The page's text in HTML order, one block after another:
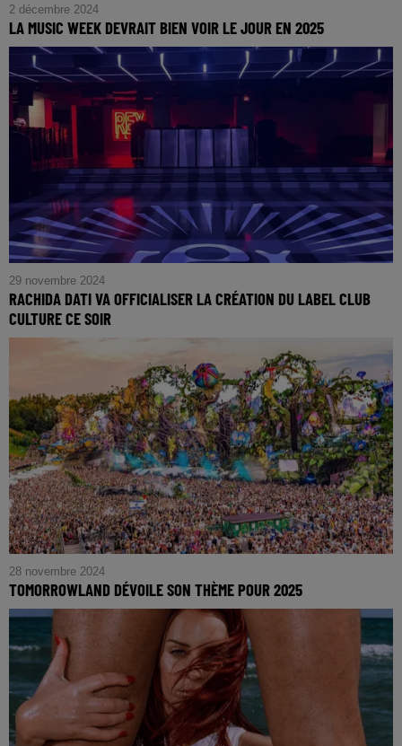
2 décembre 2024
LA MUSIC WEEK DEVRAIT BIEN VOIR LE JOUR EN 2025
29 novembre 2024
RACHIDA DATI VA OFFICIALISER LA CRÉATION DU LABEL CLUB
CULTURE CE SOIR
28 novembre 2024
TOMORROWLAND DÉVOILE SON THÈME POUR 2025